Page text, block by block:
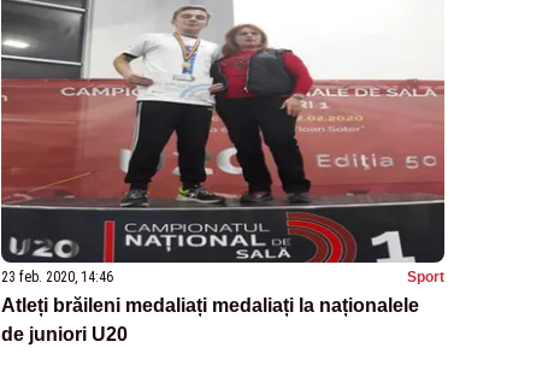
23 feb. 2020, 14:46 Sport
Atleți brăileni medaliați medaliați la naționalele
de juniori U20